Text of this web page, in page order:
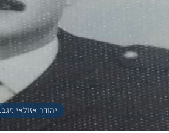
יהודה אזולאי